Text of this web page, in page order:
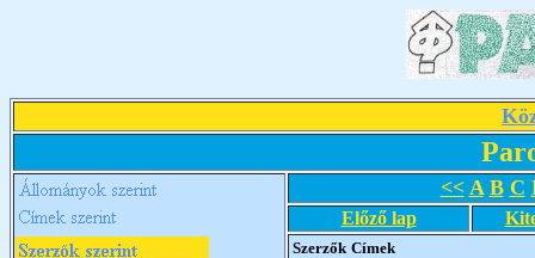
<< A B C
Előző lap
Szerzők Címek